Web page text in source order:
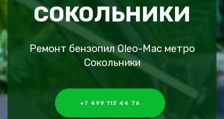
СОКОЛЬНИКИ
Ремонт бензопил Oleo-Mac метро
Сокольники
+7 499 113 44 76